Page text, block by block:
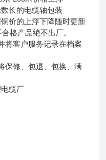
长的电缆轴包装
价的上浮下降随时更新
格产品绝不出厂。
将客户服务记录在档案
保修、包退、包换、满
缆厂